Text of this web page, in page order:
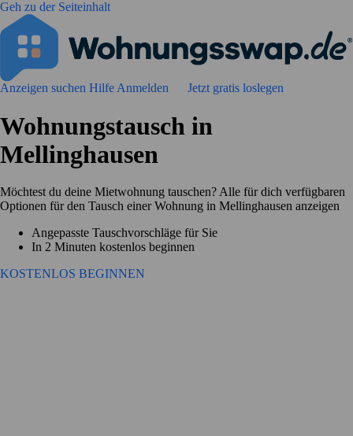
Geh zu der Seiteinhalt
Anzeigen suchen Hilfe Anmelden Jetzt gratis loslegen
Wohnungstausch in
Mellinghausen
Möchtest du deine Mietwohnung tauschen? Alle für dich verfügbaren
Optionen für den Tausch einer Wohnung in Mellinghausen anzeigen
Angepasste Tauschvorschläge für Sie
In 2 Minuten kostenlos beginnen
KOSTENLOS BEGINNEN